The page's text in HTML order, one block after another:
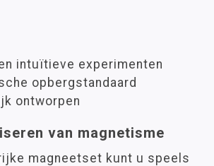
intuïtieve experimenten
opbergstandaard
ontworpen
van magnetisme
magneetset kunt u speels